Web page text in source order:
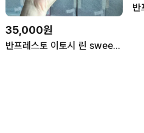
35,000원
반프레스토 이토시 린 sweets flavor 피규어(미개봉)